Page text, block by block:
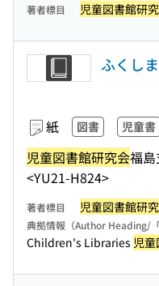
著者標目 児童図書館研
ふくし
紙 図書 児童書
児童図書館研究会福
<YU21-H824>
著者標目 児童図書館研
典拠情報（Author Heading/「
Children's Libraries 児